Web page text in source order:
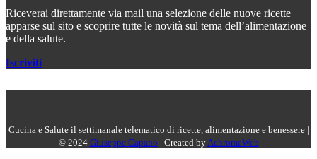
Riceverai direttamente via mail una selezione delle nuove ricette
apparse sul sito e scoprire tutte le novità sul tema dell’alimentazione
e della salute.
Iscriviti
Cucina e Salute il settimanale telematico di ricette, alimentazione e benessere |
© 2024 Giuseppe Capano | Created byAchromeWeb